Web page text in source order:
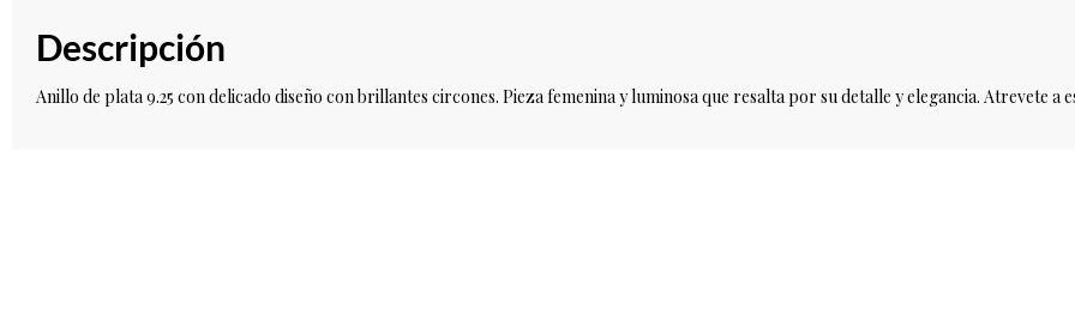
Descripción
Anillo de plata 9.25 con delicado diseño con brillantes circones. Pieza femenina y luminosa que resalta por su detalle y elegancia. Atrevete a